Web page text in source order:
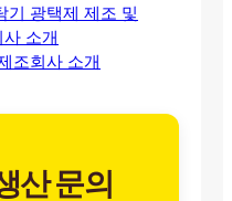
기 광택제 제조 및
소개
조회사 소개
산 문의